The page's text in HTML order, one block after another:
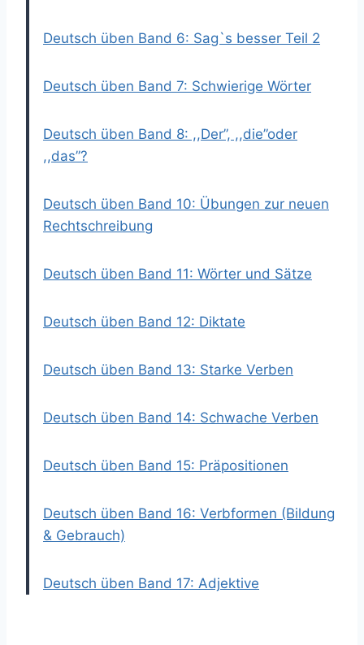
Deutsch üben Band 6: Sag`s besser Teil 2
Deutsch üben Band 7: Schwierige Wörter
Deutsch üben Band 8: ,,Der”, ,,die”oder
,,das”?
Deutsch üben Band 10: Übungen zur neuen
Rechtschreibung
Deutsch üben Band 11: Wörter und Sätze
Deutsch üben Band 12: Diktate
Deutsch üben Band 13: Starke Verben
Deutsch üben Band 14: Schwache Verben
Deutsch üben Band 15: Präpositionen
Deutsch üben Band 16: Verbformen (Bildung
& Gebrauch)
Deutsch üben Band 17: Adjektive